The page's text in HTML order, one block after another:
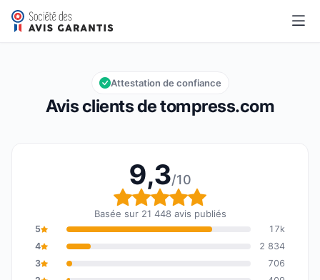
tompress.com
Note globale : 9,3 sur 10
9,3/10
Avis clients de tompress.com
Attestation de confiance
9,3/10
Note globale : 9,3 sur
Basée sur 21 448 avis publiés
5
17k
4
2 834
3
706